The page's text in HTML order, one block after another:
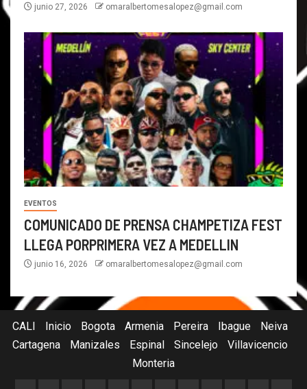
junio 27, 2026 omaralbertomesalopez@gmail.com
EVENTOS
COMUNICADO DE PRENSA CHAMPETIZA FEST
LLEGA PORPRIMERA VEZ A MEDELLIN
junio 16, 2026 omaralbertomesalopez@gmail.com
CALI Inicio Bogota Armenia Pereira Ibague
Neiva
Cartagena
Manizales Espinal Sincelejo
Villavicencio
Monteria